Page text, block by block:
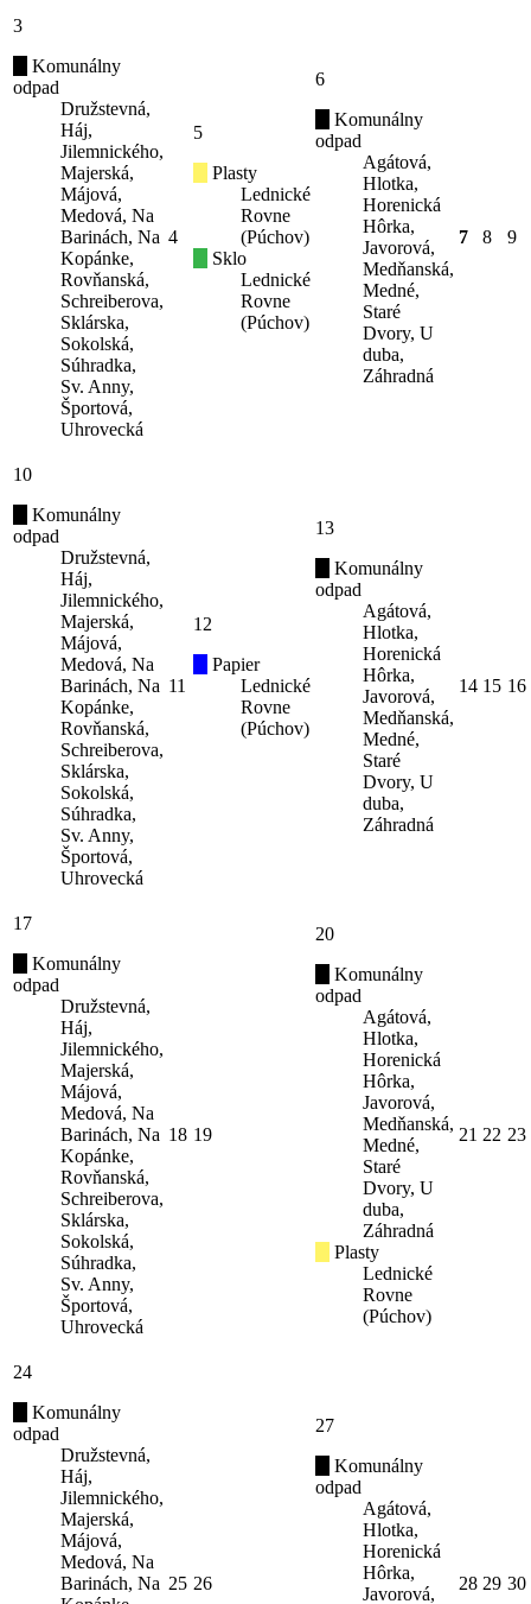
3
Komunálny
odpad
Družstevná,
Háj,
Jilemnického,
Majerská,
Májová,
Medová, Na
Barinách, Na
Kopánke,
Rovňanská,
Schreiberova,
Sklárska,
Sokolská,
Súhradka,
Sv. Anny,
Športová,
Uhrovecká
4
5
Plasty
Lednické
Rovne
(Púchov)
Sklo
Lednické
Rovne
(Púchov)
6
Komunálny
odpad
Agátová,
Hlotka,
Horenická
Hôrka,
Javorová,
Medňanská,
Medné,
Staré
Dvory, U
duba,
Záhradná
7 8 9
10
Komunálny
odpad
Družstevná,
Háj,
Jilemnického,
Majerská,
Májová,
Medová, Na
Barinách, Na
Kopánke,
Rovňanská,
Schreiberova,
Sklárska,
Sokolská,
Súhradka,
Sv. Anny,
Športová,
Uhrovecká
11
12
Papier
Lednické
Rovne
(Púchov)
13
Komunálny
odpad
Agátová,
Hlotka,
Horenická
Hôrka,
Javorová,
Medňanská,
Medné,
Staré
Dvory, U
duba,
Záhradná
14 15 16
17
Komunálny
odpad
Družstevná,
Háj,
Jilemnického,
Majerská,
Májová,
Medová, Na
Barinách, Na
Kopánke,
Rovňanská,
Schreiberova,
Sklárska,
Sokolská,
Súhradka,
Sv. Anny,
Športová,
Uhrovecká
18 19
20
Komunálny
odpad
Agátová,
Hlotka,
Horenická
Hôrka,
Javorová,
Medňanská,
Medné,
Staré
Dvory, U
duba,
Záhradná
Plasty
Lednické
Rovne
(Púchov)
21 22 23
24
Komunálny
odpad
Družstevná,
Háj,
Jilemnického,
Majerská,
Májová,
Medová, Na
Barinách, Na 25 26
27
Komunálny
odpad
Agátová,
Hlotka,
Horenická
Hôrka,
Javorová,
28 29 30